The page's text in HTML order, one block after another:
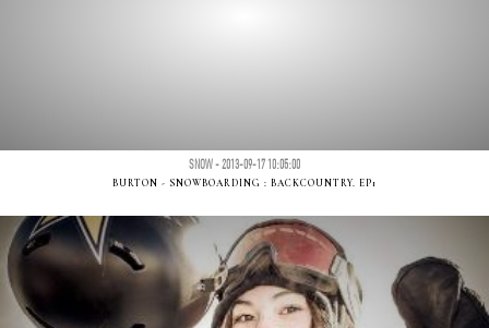
SNOW - 2013-09-17 10:05:00
BURTON - SNOWBOARDING : BACKCOUNTRY. EP1